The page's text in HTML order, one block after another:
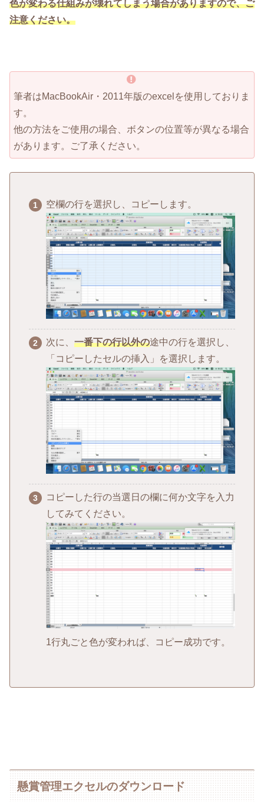
色が変わる仕組みが壊れてしまう場合がありますので、ご
注意ください。
筆者はMacBookAir・2011年版のexcelを使用しておりま
す。
他の方法をご使用の場合、ボタンの位置等が異なる場合
があります。ご了承ください。
空欄の行を選択し、コピーします。
次に、 一番下の行以外の途中の行を選択し、
「コピーしたセルの挿入」を選択します。
コピーした行の当選日の欄に何か文字を入力
してみてください。
1行丸ごと色が変われば、コピー成功です。
懸賞管理エクセルのダウンロード